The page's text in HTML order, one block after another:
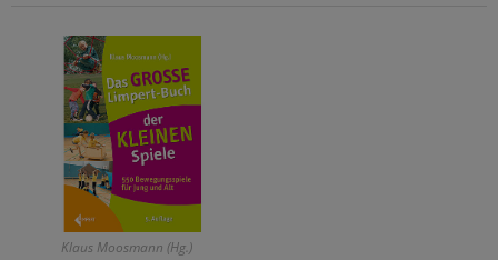
Klaus Moosmann (Hg.)